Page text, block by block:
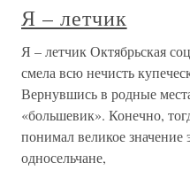
Я – летчик
Я – летчик Октябрьская
смела всю нечисть
Вернувшись в родные
«большевик». Конечно,
понимал великое
односельчане,